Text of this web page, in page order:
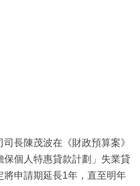
長陳茂波在《財政預算案》
個人特惠貸款計劃」失業貸
申請期延長1年，直至明年